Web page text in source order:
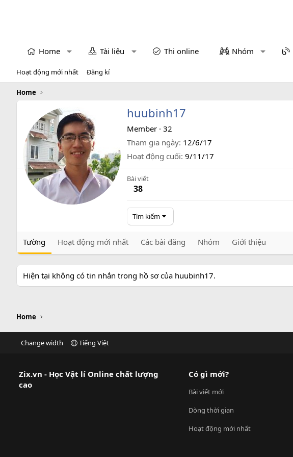
Home Tài liệu Thi online Nhóm
Hoạt động mới nhất Đăng kí
Home
huubinh17
Member · 32
Tham gia ngày 12/6/17
Hoạt động cuối 9/11/17
Bài viết
38
Tìm kiếm
Tường Hoạt động mới nhất Các bài đăng Nhóm Giới thiệu
Hiện tại không có tin nhắn trong hồ sơ của huubinh17.
Home
Change width Tiếng Việt
Zix.vn - Học Vật lí Online chất lượng
cao
Có gì mới?
Bài viết mới
Dòng thời gian
Hoạt động mới nhất